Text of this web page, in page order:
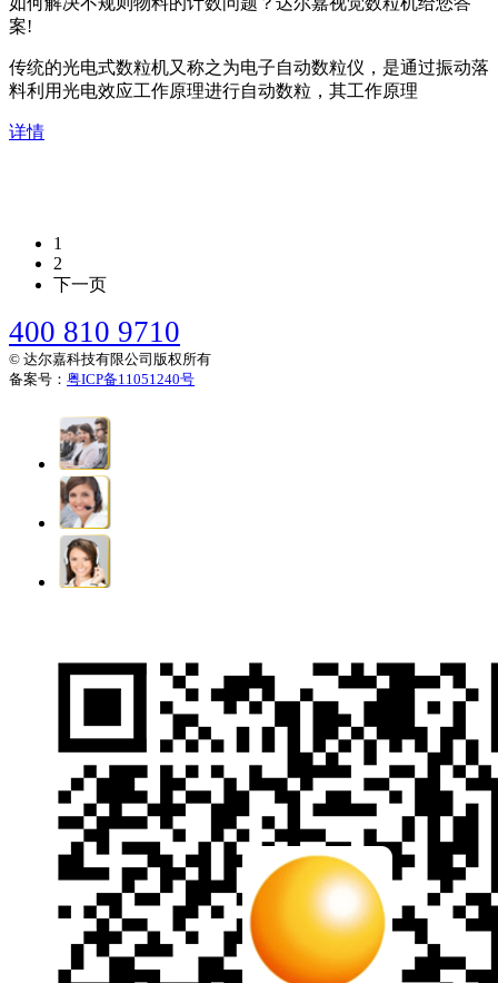
案!
传统的光电式数粒机又称之为电子自动数粒仪，是通过振动落
料利用光电效应工作原理进行自动数粒，其工作原理
详情
1
2
下一页
400 810 9710
© 达尔嘉科技有限公司版权所有
备案号： 粤ICP备11051240号